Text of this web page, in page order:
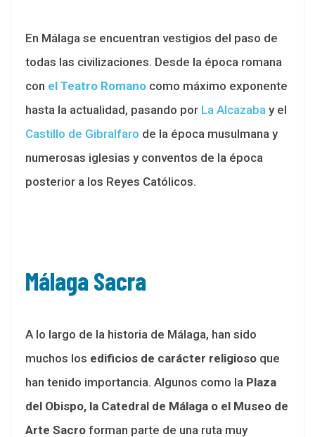
En Málaga se encuentran vestigios del paso de
todas las civilizaciones. Desde la época romana
con el Teatro Romano como máximo exponente
hasta la actualidad, pasando por La Alcazaba y el
Castillo de Gibralfaro de la época musulmana y
numerosas iglesias y conventos de la época
posterior a los Reyes Católicos.
Málaga Sacra
A lo largo de la historia de Málaga, han sido
muchos los edificios de carácter religioso que
han tenido importancia. Algunos como la Plaza
del Obispo, la Catedral de Málaga o el Museo de
Arte Sacro forman parte de una ruta muy